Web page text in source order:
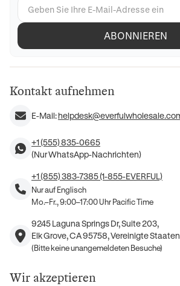
ABONNIEREN
Kontakt aufnehmen
E-Mail:
+1 (555) 835-0665
(Nur WhatsApp-Nachrichten)
+1 (855) 383-7385 (1-855-EVERFUL)
Nur auf Englisch
Mo.–Fr., 9:00–17:00 Uhr Pacific Time
9245 Laguna Springs Dr, Suite 203,
Elk Grove, CA 95758, Vereinigte Staaten
(Bitte keine unangemeldeten Besuche)
Wir akzeptieren